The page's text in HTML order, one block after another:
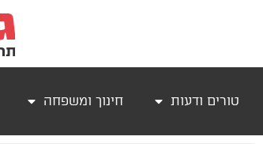
טורים ודעות חינוך ומשפחה